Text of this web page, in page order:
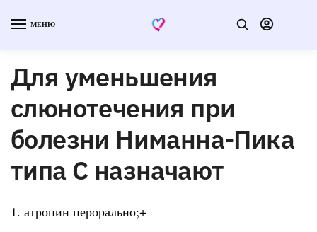
МЕНЮ
Для уменьшения
слюнотечения при
болезни Ниманна-Пика
типа С назначают
1. атропин перорально;+